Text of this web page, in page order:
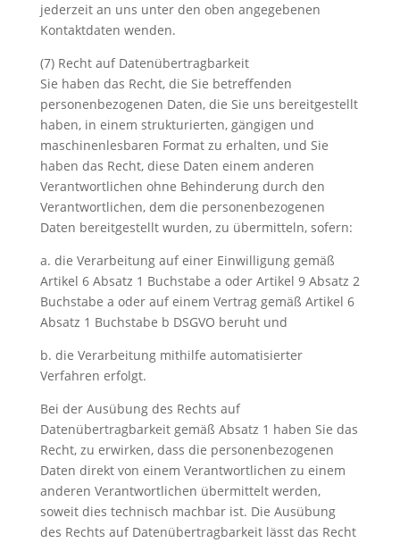
jederzeit an uns unter den oben angegebenen
Kontaktdaten wenden.
(7) Recht auf Datenübertragbarkeit
Sie haben das Recht, die Sie betreffenden
personenbezogenen Daten, die Sie uns bereitgestellt
haben, in einem strukturierten, gängigen und
maschinenlesbaren Format zu erhalten, und Sie
haben das Recht, diese Daten einem anderen
Verantwortlichen ohne Behinderung durch den
Verantwortlichen, dem die personenbezogenen
Daten bereitgestellt wurden, zu übermitteln, sofern:
a. die Verarbeitung auf einer Einwilligung gemäß
Artikel 6 Absatz 1 Buchstabe a oder Artikel 9 Absatz 2
Buchstabe a oder auf einem Vertrag gemäß Artikel 6
Absatz 1 Buchstabe b DSGVO beruht und
b. die Verarbeitung mithilfe automatisierter
Verfahren erfolgt.
Bei der Ausübung des Rechts auf
Datenübertragbarkeit gemäß Absatz 1 haben Sie das
Recht, zu erwirken, dass die personenbezogenen
Daten direkt von einem Verantwortlichen zu einem
anderen Verantwortlichen übermittelt werden,
soweit dies technisch machbar ist. Die Ausübung
des Rechts auf Datenübertragbarkeit lässt das Recht